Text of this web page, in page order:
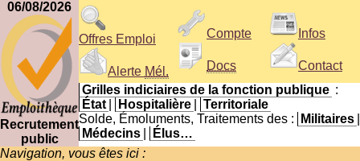
06/08/2026
Recrutement
public
Offres Emploi
Alerte Mél.
Compte
Docs
Infos
Contact
Grilles indiciaires de la fonction publique :
État
Hospitalière
Territoriale
Solde, Émoluments, Traitements des :
Militaires
Médecins
Élus…
Navigation, vous êtes ici :